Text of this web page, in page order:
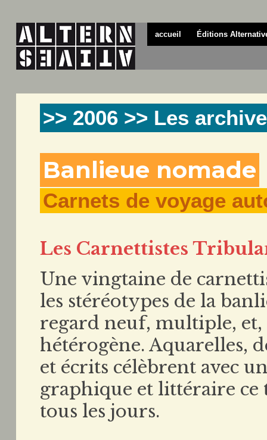
accueil Éditions
>> 2006 >> Les
Banlieue nomade
Carnets de voyage
Les Carnettistes
Une vingtaine de
les stéréotypes de la
regard neuf, multiple, et,
hétérogène. Aquarelles,
et écrits célèbrent avec
graphique et littéraire ce
tous les jours.